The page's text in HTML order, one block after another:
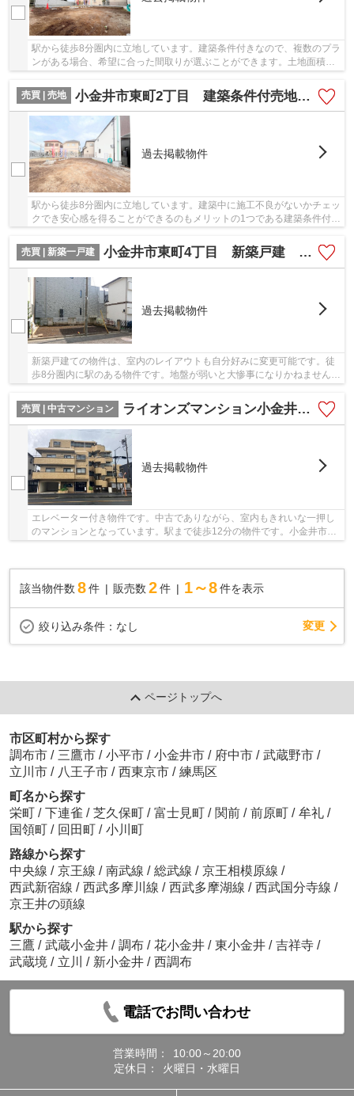
駅から徒歩8分圏内に立地しています。建築条件付きなので、複数のプラ
ンがある場合、希望に合った間取りが選ぶことができます。土地面積は
93.02㎡となっております。土地の購入をご検...
売買 | 売地
小金井市東町2丁目 建築条件付売地 全2区画
過去掲載物件
駅から徒歩8分圏内に立地しています。建築中に施工不良がないかチェッ
クでき安心感を得ることができるのもメリットの1つである建築条件付き
売買 | 新築一戸建
小金井市東町4丁目 新築戸建 全1棟
過去掲載物件
新築戸建ての物件は、室内のレイアウトも自分好みに変更可能です。徒
歩8分圏内に駅のある物件です。地盤が弱いと大惨事になりかねませんの
売買 | 中古マンション
ライオンズマンション小金井３階
過去掲載物件
エレベーター付き物件です。中古でありながら、室内もきれいな一押し
のマンションとなっています。駅まで徒歩12分の物件です。小金井市で
該当物件数 8件 販売数 2 件 1～8 件を表示
絞り込み条件： なし 変更
ページトップへ
市区町村から探す
調布市 / 三鷹市 / 小平市 / 小金井市 / 府中市 / 武蔵野市 /
立川市 / 八王子市 / 西東京市 / 練馬区
町名から探す
栄町 / 下連雀 / 芝久保町 / 富士見町 / 関前 / 前原町 / 牟礼 /
国領町 / 回田町 / 小川町
路線から探す
中央線 / 京王線 / 南武線 / 総武線 / 京王相模原線 /
西武新宿線 / 西武多摩川線 / 西武多摩湖線 / 西武国分寺線 /
京王井の頭線
駅から探す
三鷹 / 武蔵小金井 / 調布 / 花小金井 / 東小金井 / 吉祥寺 /
武蔵境 / 立川 / 新小金井 / 西調布
電話でお問い合わせ
営業時間：
10:00～20:00
定休日：
火曜日・水曜日